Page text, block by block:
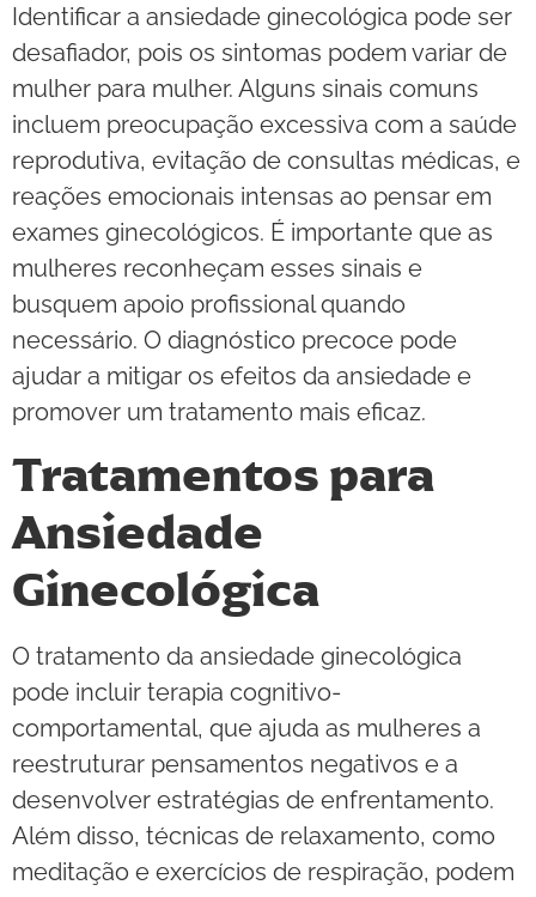
Identificar a ansiedade ginecológica pode ser
desafiador, pois os sintomas podem variar de
mulher para mulher. Alguns sinais comuns
incluem preocupação excessiva com a saúde
reprodutiva, evitação de consultas médicas, e
reações emocionais intensas ao pensar em
exames ginecológicos. É importante que as
mulheres reconheçam esses sinais e
busquem apoio profissional quando
necessário. O diagnóstico precoce pode
ajudar a mitigar os efeitos da ansiedade e
promover um tratamento mais eficaz.
Tratamentos para
Ansiedade
Ginecológica
O tratamento da ansiedade ginecológica
pode incluir terapia cognitivo-
comportamental, que ajuda as mulheres a
reestruturar pensamentos negativos e a
desenvolver estratégias de enfrentamento.
Além disso, técnicas de relaxamento, como
meditação e exercícios de respiração, podem